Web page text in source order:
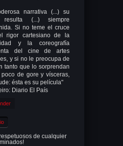
narrativa (...) su
resulta (...) siempre
Si no teme el cruce
rigor cartesiano de la
y la coreografía
del cine de artes
y si no le preocupa de
tanto que lo sorprendan
de gore y vísceras,
ésta es su película"
Diario El País
de cualquier